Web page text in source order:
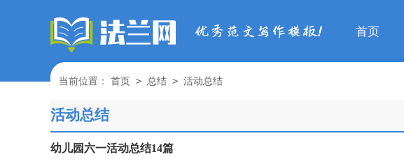
首页
当前位置： 首页 > 总结 > 活动总结
活动总结
幼儿园六一活动总结14篇